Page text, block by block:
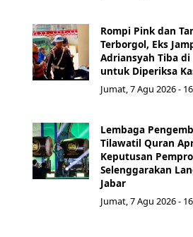
Rompi Pink dan
Terborgol, Eks
Adriansyah Tiba di
untuk Diperiksa
Jumat, 7 Agu 2026 -
Lembaga
Tilawatil Quran
Keputusan
Selenggarakan
Jabar
Jumat, 7 Agu 2026 -